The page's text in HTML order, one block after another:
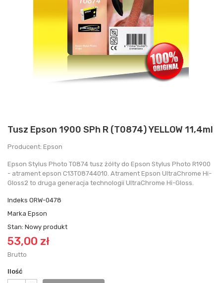
Tusz Epson 1900 SPh R (T0874) YELLOW 11,4ml
Producent: Epson
Epson Stylus Photo T0874 tusz żółty do Epson Stylus Photo R1900
- atrament epson C13T08744010. Atrament Epson UltraChrome Hi-
Gloss2 to druga generacja technologii UltraChrome Hi-Gloss.
Indeks ORW-0478
Marka Epson
Stan: Nowy produkt
53,00 zł
Brutto
Ilość